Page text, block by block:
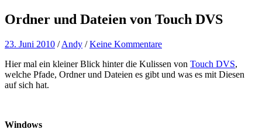
Ordner und Dateien von Touch DVS
23. Juni 2010 /Andy /Keine Kommentare
Hier mal ein kleiner Blick hinter die Kulissen von Touch DVS,
welche Pfade, Ordner und Dateien es gibt und was es mit Diesen
auf sich hat.
Windows